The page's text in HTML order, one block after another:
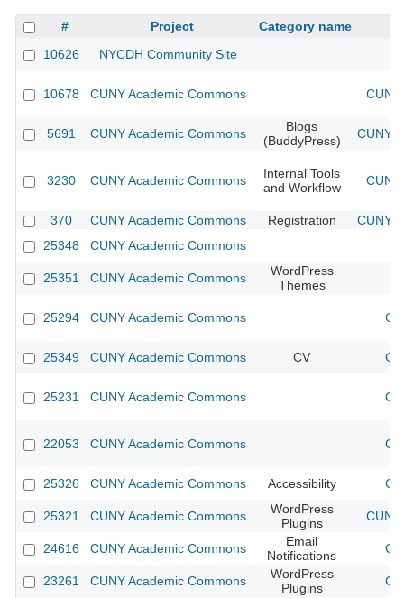
# Project
Category name
10626
NYCDH Community Site
10678 CUNY Academic Commons
5691 CUNY Academic Commons
Blogs
(BuddyPress)
CUNY
3230 CUNY Academic Commons
Internal Tools
and Workflow
370 CUNY Academic Commons Registration
CUNY
25348
CUNY Academic Commons
25351 CUNY Academic Commons
WordPress
Themes
25294 CUNY Academic Commons
25349 CUNY Academic Commons CV
25231 CUNY Academic Commons
22053 CUNY Academic Commons
25326 CUNY Academic Commons Accessibility
25321 CUNY Academic Commons
WordPress
Plugins
24616 CUNY Academic Commons
Email
Notifications
23261 CUNY Academic Commons
WordPress
Plugins